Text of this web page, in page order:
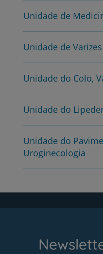
Unidade de
Unidade de Varizes
Unidade do Colo,
Unidade do
Unidade do
Uroginecologia